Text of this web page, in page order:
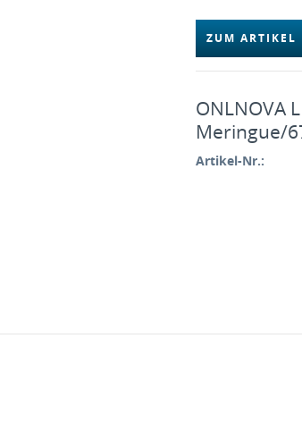
ZUM ARTIKEL
ONLNOVA
Meringue/
Artikel-Nr.: